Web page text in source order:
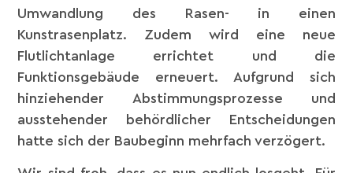
Umwandlung des Rasen- in einen
Kunstrasenplatz. Zudem wird eine neue
Flutlichtanlage errichtet und die
Funktionsgebäude erneuert. Aufgrund sich
hinziehender Abstimmungsprozesse und
ausstehender behördlicher Entscheidungen
hatte sich der Baubeginn mehrfach verzögert.